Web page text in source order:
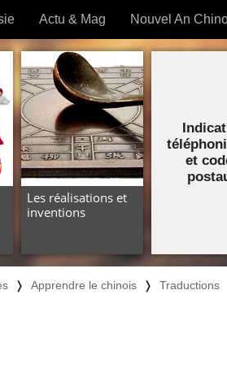
Actu & Mag
Magazine
Articles intemporels
Nouvel An
Les réalisations et
inventions
et
❭ Apprendre le chinois ❭ Traductions